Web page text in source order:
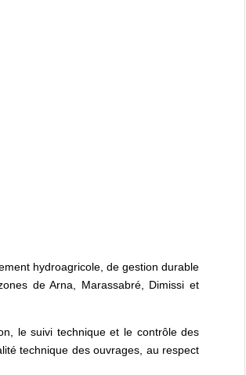
hydroagricole, de gestion durable
de Arna, Marassabré, Dimissi et
le suivi technique et le contrôle des
technique des ouvrages, au respect